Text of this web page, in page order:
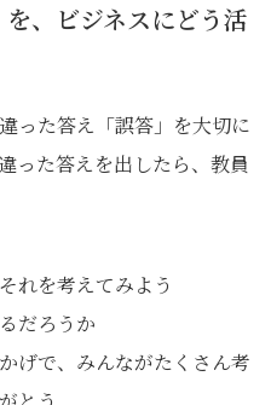
を、ビジネスにどう活
った答え「誤答」を大切に
った答えを出したら、教員
れを考えてみよう
だろうか
げで、みんながたくさん考